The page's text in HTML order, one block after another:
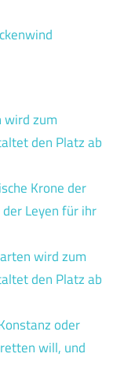
wird zum
den Platz ab
Krone der
Leyen für ihr
wird zum
den Platz ab
oder
will, und